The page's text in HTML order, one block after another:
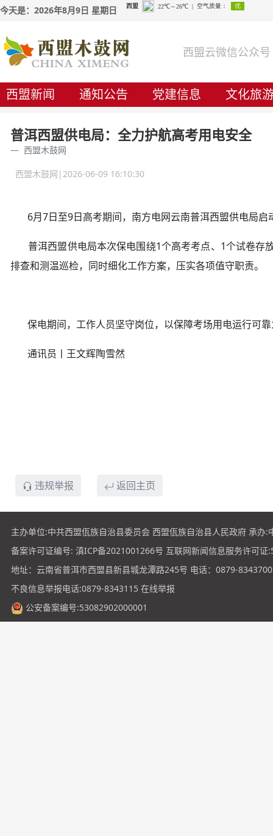
今天是：2026年8月9日 星期日
西盟云微信公众号
西盟新闻 通知公告 党建信息 文化旅
普洱西盟供电局：全力护航高考用电安全
西盟木鼓网
西盟木鼓网|2026-06-09 16:10:30
6月7日至9日高考期间，南方电网云南普洱西盟供电局启
普洱西盟供电局本次保电围绕1个高考考点、1个试卷存
排查和测温巡检，同时细化工作方案，压实各项值守职责。
保电期间，工作人员坚守岗位，以保障考场用电运行可
通讯员丨王文辉陶雪然
违规举报 返回主页
主办单位:中共西盟佤族自治县委员会 西盟佤族自治县人民政府 承办
备案许可证编号: 滇ICP备2021001266号 互联网新闻信息服务许可
地址：云南省普洱市西盟县新县城龙潭路245号 电话：0879-8343700
不良信息举报电话:0879-8343115 在线举报
公安备案编号:53082902000001